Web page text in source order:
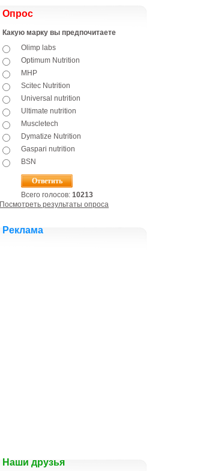
Опрос
Какую марку вы предпочитаете
Olimp labs
Optimum Nutrition
MHP
Scitec Nutrition
Universal nutrition
Ultimate nutrition
Muscletech
Dymatize Nutrition
Gaspari nutrition
BSN
Всего голосов: 10213
Посмотреть результаты опроса
Реклама
Наши друзья